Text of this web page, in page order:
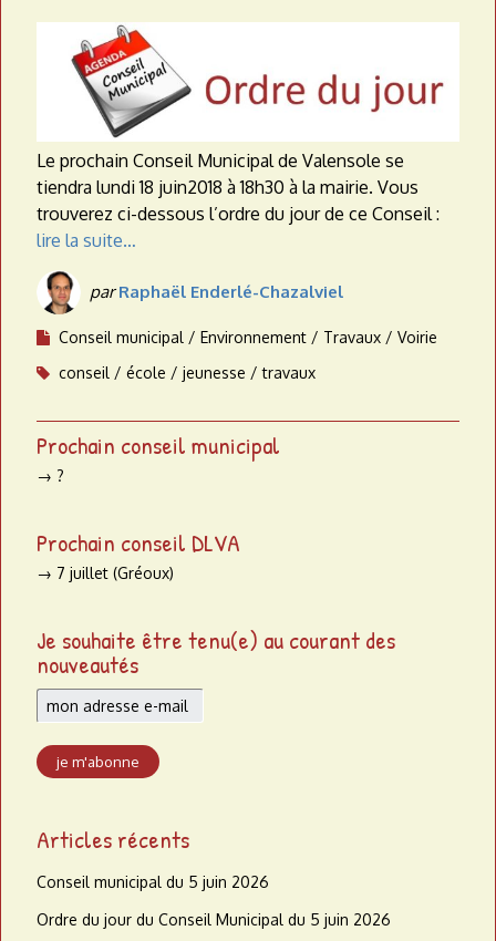
Le prochain Conseil Municipal de Valensole se
tiendra lundi 18 juin2018 à 18h30 à la mairie. Vous
trouverez ci-dessous l’ordre du jour de ce Conseil :
lire la suite…
parRaphaël Enderlé-Chazalviel
Conseil municipal Environnement Travaux
Voirie
conseil
école jeunesse travaux
Prochain conseil municipal
→ ?
Prochain conseil DLVA
→ 7 juillet (Gréoux)
Je souhaite être tenu(e) au courant des
nouveautés
Articles récents
Conseil municipal du 5 juin 2026
Ordre du jour du Conseil Municipal du 5 juin 2026